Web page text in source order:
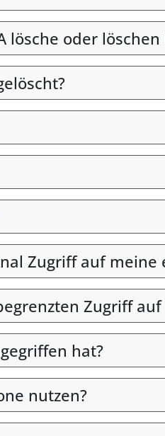
lösche oder löschen
Zugriff auf meine
Zugriff
hat?
nutzen?